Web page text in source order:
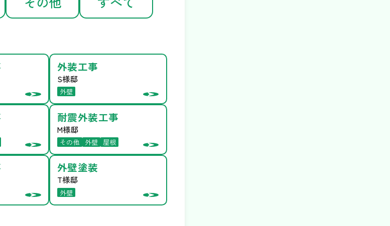
電話で問い合わせる
34-2044
営業時間：9:00～17:00
：毎週水曜日・毎月第1火曜日
メールで問い合わせる
外装工事
S様邸
外壁
耐震外装工事
M様邸
その他 外壁 屋根
外壁塗装
T様邸
外壁